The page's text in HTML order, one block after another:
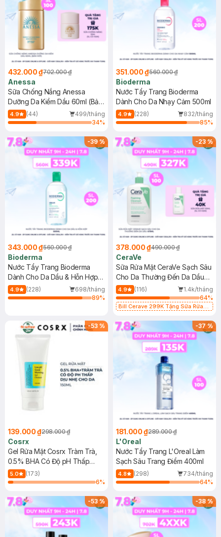
432.000 ₫702.000 ₫
Anessa
Sữa Chống Nắng Anessa
Dưỡng Da Kiềm Dầu 60ml (Bản
Mới)
4.9 (44)
499/tháng
34%
351.000 ₫560.000 ₫
Bioderma
Nước Tẩy Trang Bioderma
Dành Cho Da Nhạy Cảm 500ml
4.9 (228)
832/tháng
85%
-39%
343.000 ₫560.000 ₫
Bioderma
Nước Tẩy Trang Bioderma
Dành Cho Da Dầu & Hỗn Hợp
500ml
4.9 (228)
698/tháng
89%
-23%
378.000 ₫490.000 ₫
CeraVe
Sữa Rửa Mặt CeraVe Sạch Sâu
Cho Da Thường Đến Da Dầu
473ml
4.9 (116)
1.4k/tháng
64%
Bill Cerave 299K Tặng Sữa Rửa
-53 %
139.000 ₫298.000 ₫
Cosrx
Gel Rửa Mặt Cosrx Tràm Trà,
0.5% BHA Có Độ pH Thấp
150ml
5.0
(173)
6%
-37%
181.000 ₫289.000 ₫
L'Oreal
Nước Tẩy Trang L'Oreal Làm
Sạch Sâu Trang Điểm 400ml
4.8 (298)
734/tháng
64%
-53% -38%